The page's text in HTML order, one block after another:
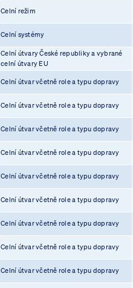
Celní režim
Celní systémy
Celní útvary České republiky a vybrané
celní útvary EU
Celní útvar včetně role a typu dopravy
Celní útvar včetně role a typu dopravy
Celní útvar včetně role a typu dopravy
Celní útvar včetně role a typu dopravy
Celní útvar včetně role a typu dopravy
Celní útvar včetně role a typu dopravy
Celní útvar včetně role a typu dopravy
Celní útvar včetně role a typu dopravy
Celní útvar včetně role a typu dopravy